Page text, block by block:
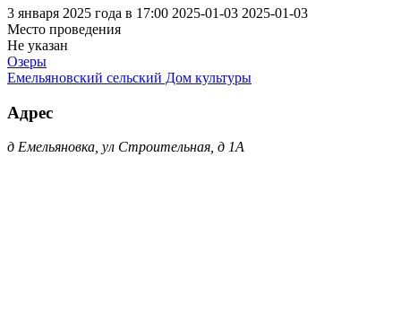
3 января 2025 года в 17:00 2025-01-03 2025-01-03
Место проведения
Не указан
Озеры
Емельяновский сельский Дом культуры
Адрес
д Емельяновка, ул Строительная, д 1А